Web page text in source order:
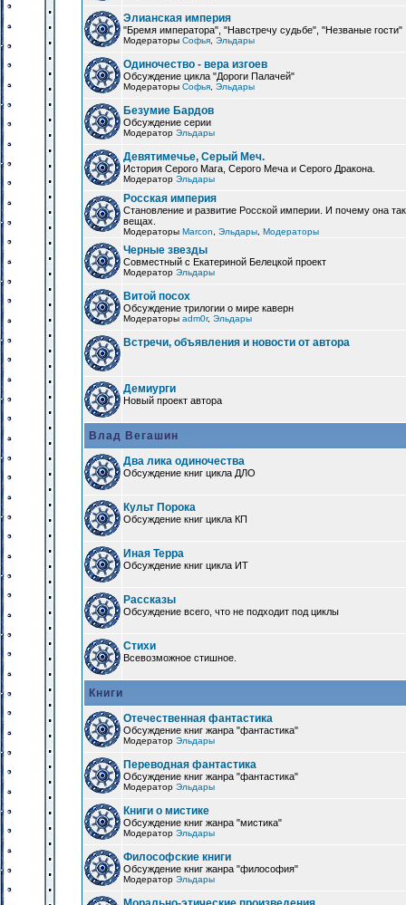
Элианская империя
"Бремя императора", "Навстречу судьбе", "Незваные гости"
Модераторы Софья Эльдары
Одиночество - вера изгоев
Обсуждение цикла "Дороги Палачей"
Модераторы Софья Эльдары
Безумие Бардов
Обсуждение серии
Модератор Эльдары
Девятимечье, Серый Меч.
История Серого Мага, Серого Меча и Серого Дракона.
Модератор Эльдары
Росская империя
Становление и развитие Росской империи. И почему она
вещах.
Модераторы Marcon Эльдары Модераторы
Черные звезды
Совместный с Екатериной Белецкой проект
Модератор Эльдары
Витой посох
Обсуждение трилогии о мире каверн
Модераторы adm0r, Эльдары
Встречи, объявления и новости от автора
Демиурги
Новый проект автора
Влад Вегашин
Два лика одиночества
Обсуждение книг цикла ДЛО
Культ Порока
Обсуждение книг цикла КП
Иная Терра
Обсуждение книг цикла ИТ
Рассказы
Обсуждение всего, что не подходит под циклы
Стихи
Всевозможное стишное.
Книги
Отечественная фантастика
Обсуждение книг жанра "фантастика"
Модератор Эльдары
Переводная фантастика
Обсуждение книг жанра "фантастика"
Модератор Эльдары
Книги о мистике
Обсуждение книг жанра "мистика"
Модератор Эльдары
Философские книги
Обсуждение книг жанра "философия"
Модератор Эльдары